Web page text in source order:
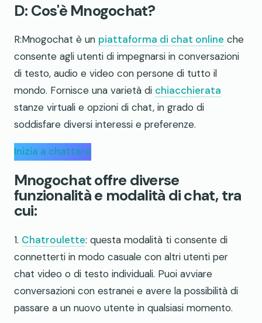
D: Cos'è Mnogochat?
R:Mnogochat è un piattaforma di chat online che
consente agli utenti di impegnarsi in conversazioni
di testo, audio e video con persone di tutto il
mondo. Fornisce una varietà di chiacchierata
stanze virtuali e opzioni di chat, in grado di
soddisfare diversi interessi e preferenze.
Inizia a chattare
Mnogochat offre diverse
funzionalità e modalità di chat, tra
cui:
1. Chatroulette: questa modalità ti consente di
connetterti in modo casuale con altri utenti per
chat video o di testo individuali. Puoi avviare
conversazioni con estranei e avere la possibilità di
passare a un nuovo utente in qualsiasi momento.